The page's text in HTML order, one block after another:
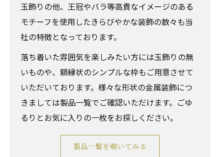
玉飾りの他、王冠やバラ等高貴なイメージのある
モチーフを使用したきらびやかな装飾の数々も当
社の特徴となっております。
落ち着いた雰囲気を楽しみたい方には玉飾りの無
いものや、額縁状のシンプルな枠もご用意させて
いただいております。様々な形状の金属装飾につ
きましては製品一覧でご確認いただけます。ごゆ
るりとお気に入りの一枚をお探しください。
製品一覧を覗いてみる